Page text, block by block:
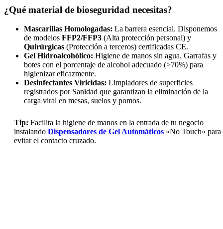
¿Qué material de bioseguridad necesitas?
Mascarillas Homologadas: La barrera esencial. Disponemos
de modelos FFP2/FFP3 (Alta protección personal) y
Quirúrgicas (Protección a terceros) certificadas CE.
Gel Hidroalcohólico: Higiene de manos sin agua. Garrafas y
botes con el porcentaje de alcohol adecuado (>70%) para
higienizar eficazmente.
Desinfectantes Viricidas: Limpiadores de superficies
registrados por Sanidad que garantizan la eliminación de la
carga viral en mesas, suelos y pomos.
Tip: Facilita la higiene de manos en la entrada de tu negocio
instalando Dispensadores de Gel Automáticos «No Touch» para
evitar el contacto cruzado.